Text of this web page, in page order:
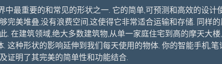
中最重要的和常见的形状之一. 它的简单,可预测和高效的设
完美堆叠,没有浪费空间,这使得它非常适合运输和存储. 同样
. 在建筑领域,绝大多数建筑物,从单一家庭住宅到高的摩天大
这种形状的影响延伸到我们每天使用的物体. 你的智能手机,
证明了其完美的简单性和功能结合.